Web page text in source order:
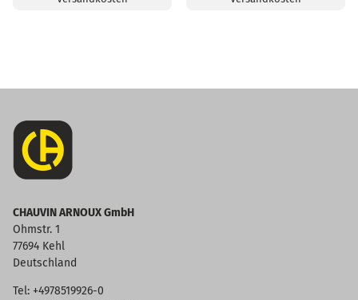
CHAUVIN ARNOUX GmbH
Ohmstr. 1
77694 Kehl
Deutschland
Tel: +4978519926-0